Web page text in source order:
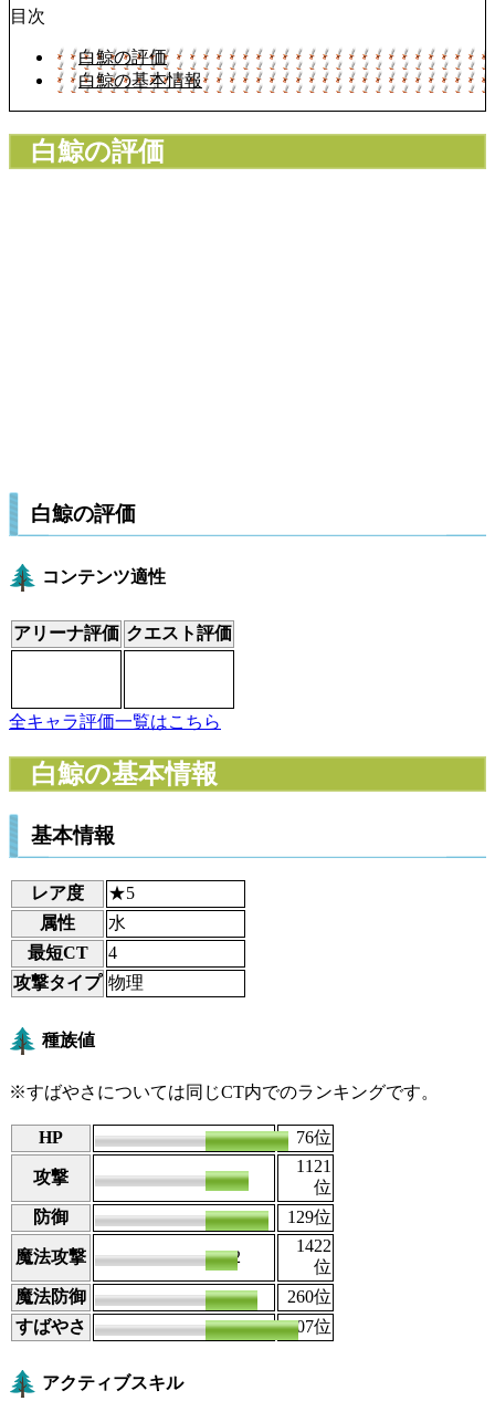
目次
白鯨の評価
白鯨の基本情報
白鯨の評価
白鯨の評価
コンテンツ適性
アリーナ評価 クエスト評価
全キャラ評価一覧はこちら
白鯨の基本情報
基本情報
レア度
★5
属性
水
最短CT
4
攻撃タイプ 物理
種族値
※すばやさについては同じCT内でのランキングです。
HP 142 76位
攻撃 73
1121
位
防御
120 129位
魔法攻撃 52
1422
位
魔法防御
106 260位
すばやさ
114 207位
アクティブスキル